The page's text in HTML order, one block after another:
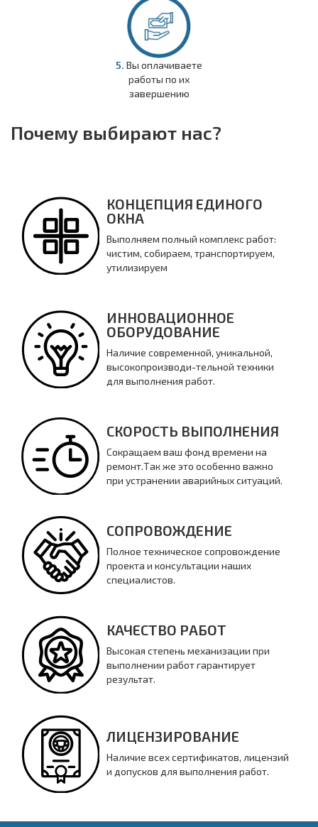
5. Вы оплачиваете
работы по их
завершению
Почему выбирают нас?
КОНЦЕПЦИЯ ЕДИНОГО
ОКНА
Выполняем полный комплекс работ:
чистим, собираем, транспортируем,
утилизируем
ИННОВАЦИОННОЕ
ОБОРУДОВАНИЕ
Наличие современной, уникальной,
высокопроизводи-тельной техники
для выполнения работ.
СКОРОСТЬ ВЫПОЛНЕНИЯ
Сокращаем ваш фонд времени на
ремонт.Так же это особенно важно
при устранении аварийных ситуаций.
СОПРОВОЖДЕНИЕ
Полное техническое сопровождение
проекта и консультации наших
специалистов.
КАЧЕСТВО РАБОТ
Высокая степень механизации при
выполнении работ гарантирует
результат.
ЛИЦЕНЗИРОВАНИЕ
Наличие всех сертификатов, лицензий
и допусков для выполнения работ.